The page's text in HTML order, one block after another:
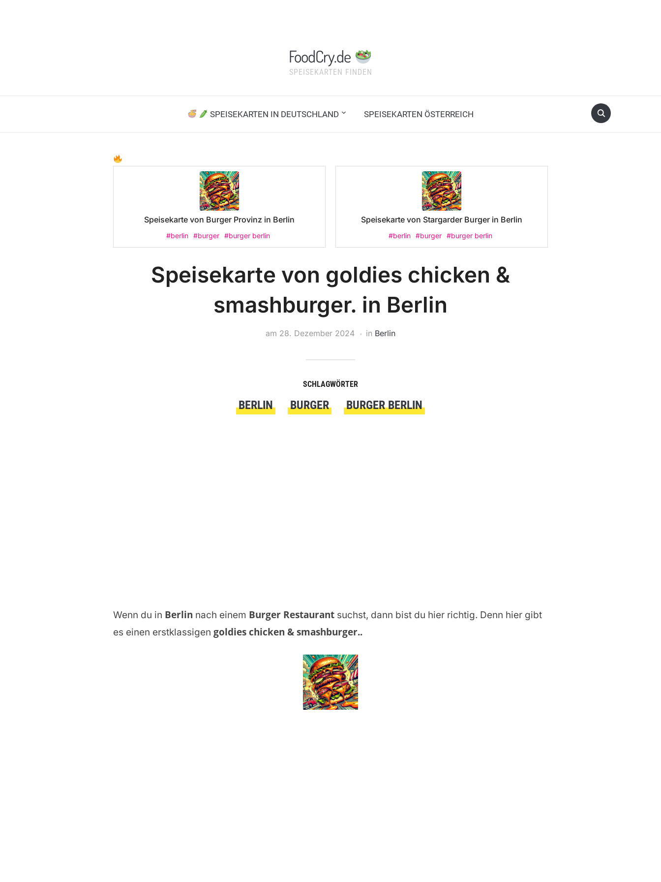
FoodCry.de
SPEISEKARTEN FINDEN
SPEISEKARTEN IN DEUTSCHLAND SPEISEKARTEN ÖSTERREICH
Speisekarte von Burger Provinz in Berlin
#berlin #burger #burger berlin
Speisekarte von Stargarder Burger in Berlin
#berlin #burger #burger berlin
Speisekarte von goldies chicken &
smashburger. in Berlin
am 28. Dezember 2024 in Berlin
SCHLAGWÖRTER
BERLIN BURGER BURGER BERLIN
Wenn du in Berlin nach einem Burger Restaurant suchst, dann bist du hier richtig. Denn hier gibt
es einen erstklassigen goldies chicken & smashburger..